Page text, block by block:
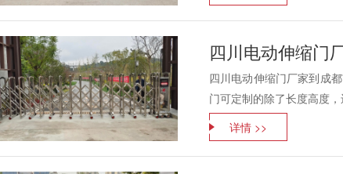
四川电动伸缩门
四川电动伸缩门厂家到成
门可定制的除了长度高度
详情 >>